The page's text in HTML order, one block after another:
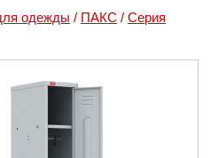
одежды / ПАКС / Серия